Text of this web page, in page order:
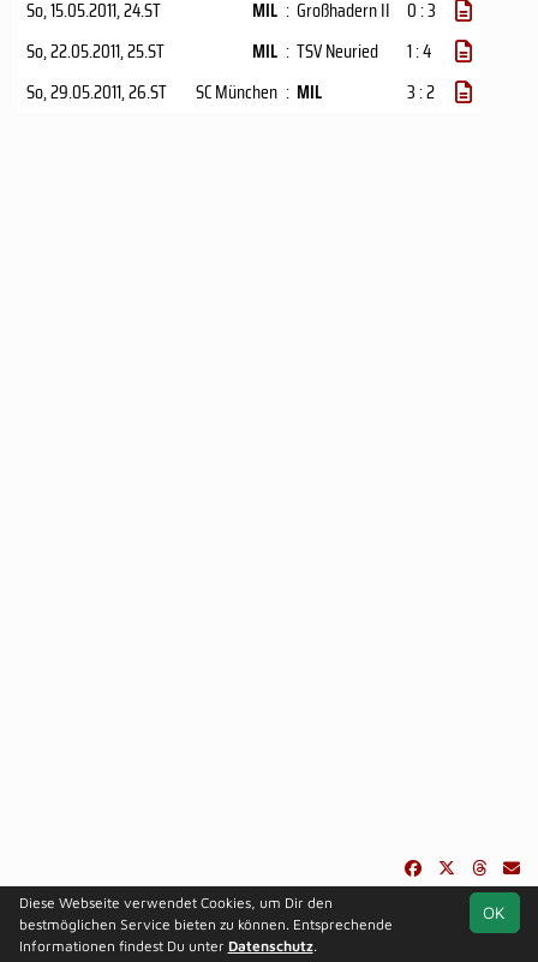
So, 15.05.2011, 24.ST MIL : Großhadern II 0 : 3
So, 22.05.2011, 25.ST MIL : TSV Neuried
1 : 4
So, 29.05.2011, 26.ST SC München : MIL 3 : 2
soccero.de
© 2006 - 2026
OK
Diese Webseite verwendet Cookies, um Dir den
bestmöglichen Service bieten zu können. Entsprechende
Informationen findest Du unter Datenschutz.